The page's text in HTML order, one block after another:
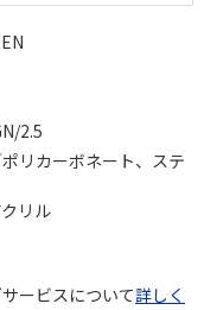
2.5
リカーボネート、ステ
リル
ービスについて詳しく